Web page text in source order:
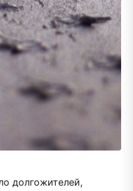
долгожителей,